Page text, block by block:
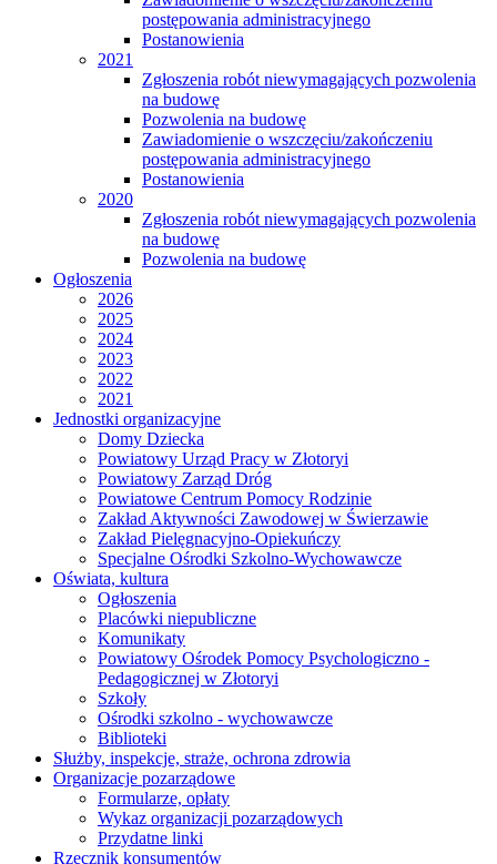
postępowania administracyjnego
Postanowienia
2021
Zgłoszenia robót niewymagających pozwolenia
na budowę
Pozwolenia na budowę
Zawiadomienie o wszczęciu/zakończeniu
postępowania administracyjnego
Postanowienia
2020
Zgłoszenia robót niewymagających pozwolenia
na budowę
Pozwolenia na budowę
Ogłoszenia
2026
2025
2024
2023
2022
2021
Jednostki organizacyjne
Domy Dziecka
Powiatowy Urząd Pracy w Złotoryi
Powiatowy Zarząd Dróg
Powiatowe Centrum Pomocy Rodzinie
Zakład Aktywności Zawodowej w Świerzawie
Zakład Pielęgnacyjno-Opiekuńczy
Specjalne Ośrodki Szkolno-Wychowawcze
Oświata, kultura
Ogłoszenia
Placówki niepubliczne
Komunikaty
Powiatowy Ośrodek Pomocy Psychologiczno -
Pedagogicznej w Złotoryi
Szkoły
Ośrodki szkolno - wychowawcze
Biblioteki
Służby, inspekcje, straże, ochrona zdrowia
Organizacje pozarządowe
Formularze, opłaty
Wykaz organizacji pozarządowych
Przydatne linki
Rzecznik konsumentów